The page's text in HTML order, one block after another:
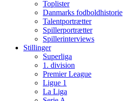
Toplister
Danmarks fodboldhistorie
Talentportrætter
Spillerportrætter
Spillerinterviews
Stillinger
Superliga
1. division
Premier League
Ligue 1
La Liga